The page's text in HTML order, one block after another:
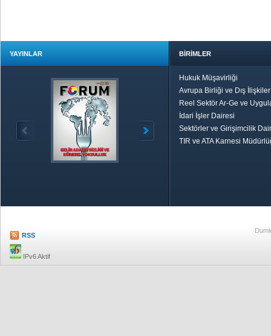
YAYINLAR BİRİMLER
Hukuk Müşavirliği
Avrupa Birliği ve Dış
Reel Sektör Ar-Ge ve
İdari İşler Dairesi
Sektörler ve Girişimcilik
TIR ve ATA Karnesi
RSS
IPv6 Aktif